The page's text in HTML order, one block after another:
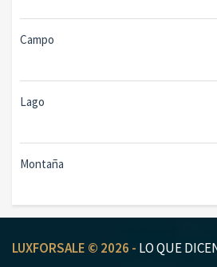
Campo
Lago
Montaña
LUXFORSALE © 2026 - LO QUE